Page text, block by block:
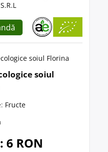
soiul
Fructe
6 RON